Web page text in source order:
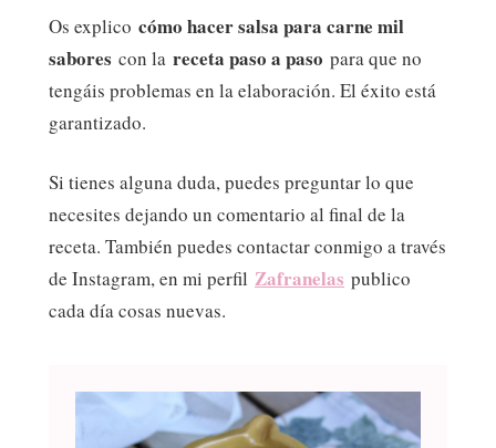
Os explico cómo hacer salsa para carne mil
sabores con la receta paso a paso para que no
tengáis problemas en la elaboración. El éxito está
garantizado.
Si tienes alguna duda, puedes preguntar lo que
necesites dejando un comentario al final de la
receta. También puedes contactar conmigo a través
de Instagram, en mi perfil Zafranelas publico
cada día cosas nuevas.